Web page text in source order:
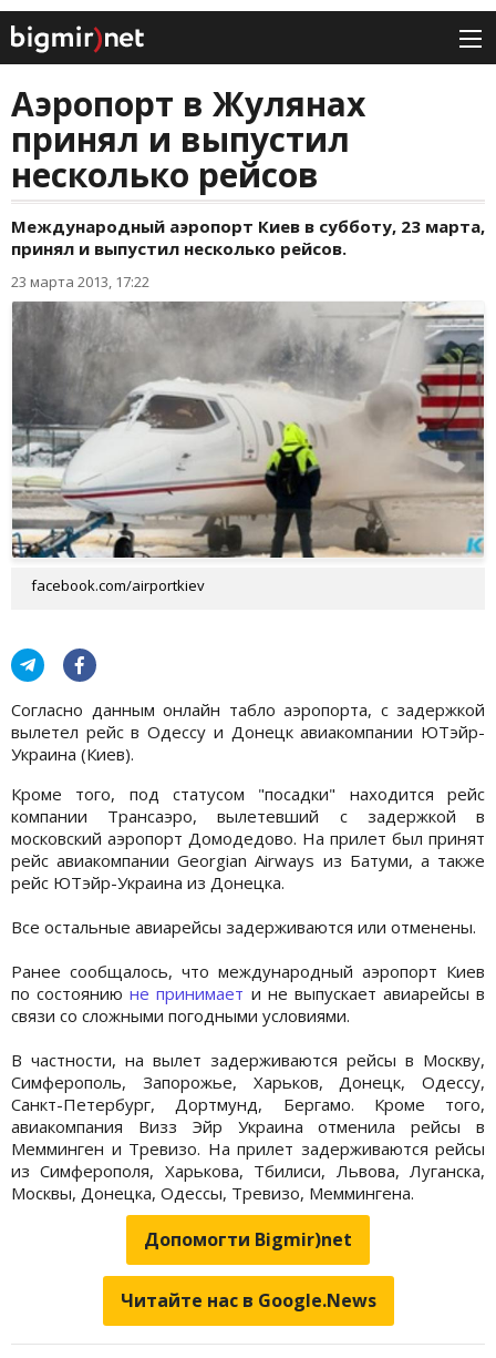
Аэропорт в Жулянах
принял и выпустил
несколько рейсов
Международный аэропорт Киев в субботу, 23 марта,
принял и выпустил несколько рейсов.
23 марта 2013, 17:22
facebook.com/airportkiev
Согласно данным онлайн табло аэропорта, с задержкой
вылетел рейс в Одессу и Донецк авиакомпании ЮТэйр-
Украина (Киев).
Кроме того, под статусом "посадки" находится рейс
компании Трансаэро, вылетевший с задержкой в
московский аэропорт Домодедово. На прилет был принят
рейс авиакомпании Georgian Airways из Батуми, а также
рейс ЮТэйр-Украина из Донецка.
Все остальные авиарейсы задерживаются или отменены.
Ранее сообщалось, что международный аэропорт Киев
по состояниюне принимает и не выпускает авиарейсы в
связи со сложными погодными условиями.
В частности, на вылет задерживаются рейсы в Москву,
Симферополь, Запорожье, Харьков, Донецк, Одессу,
Санкт-Петербург, Дортмунд, Бергамо. Кроме того,
авиакомпания Визз Эйр Украина отменила рейсы в
Мемминген и Тревизо. На прилет задерживаются рейсы
из Симферополя, Харькова, Тбилиси, Львова, Луганска,
Москвы, Донецка, Одессы, Тревизо, Меммингена.
Допомогти Bigmir)net
Читайте нас в Google.News